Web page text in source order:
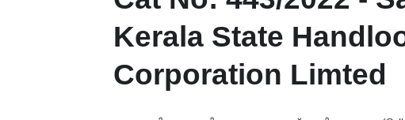
Kerala State
Corporation Limted